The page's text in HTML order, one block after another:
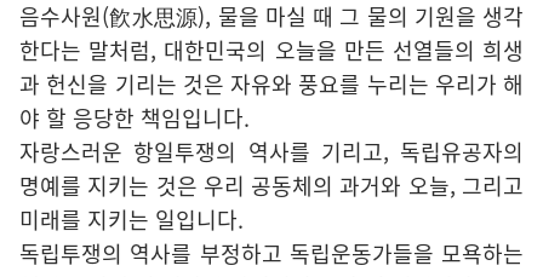
음수사원(飮水思源), 물을 마실 때 그 물의 기원을 생각
한다는 말처럼, 대한민국의 오늘을 만든 선열들의 희생
과 헌신을 기리는 것은 자유와 풍요를 누리는 우리가 해
야 할 응당한 책임입니다.
자랑스러운 항일투쟁의 역사를 기리고, 독립유공자의
명예를 지키는 것은 우리 공동체의 과거와 오늘, 그리고
미래를 지키는 일입니다.
독립투쟁의 역사를 부정하고 독립운동가들을 모욕하는